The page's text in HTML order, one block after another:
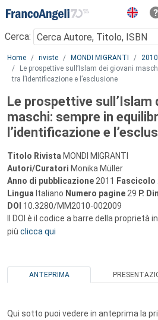
Menu
Cerca:
Main content
Home riviste MONDI MIGRANTI
2010
Le prospettive sull’Islam dei giovani
tra l’identificazione e l’esclusione
Le prospettive sull’Islam
maschi: sempre in
l’identificazione e
Titolo Rivista MONDI MIGRANTI
Autori/Curatori Monika Müller
Anno di pubblicazione 2011 Fascicolo
Lingua Italiano Numero pagine 29 P.
DOI 10.3280/MM2010-002009
Il DOI è il codice a barre della proprietà
più clicca qui
ANTEPRIMA
Qui sotto puoi vedere in anteprima la